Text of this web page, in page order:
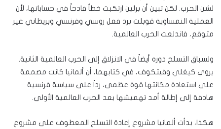
لشن الحرب. لكن تبين أن برلين ارتكبت خطأ فادحاً في حساباتها، لأن
العملية النمساوية قوبلت برد فعل روسي وفرنسي وبريطاني غير
متوقع، فاندلعت الحرب العالمية.
ولسباق التسلح دوره أيضاً في الانزلاق إلى الحرب العالمية الثانية.
يروي كيغلي وفيتكوف، في كتابهما، أن ألمانيا كانت مصممة
على استعادة مكانتها قوة عظمى، رداً على سياسة فرنسية
هادفة إلى إطالة أمد تهميشها بعد الحرب العالمية الأولى.
هكذا، بدأت ألمانيا مشروع إعادة التسلح المعطوف على مشروع